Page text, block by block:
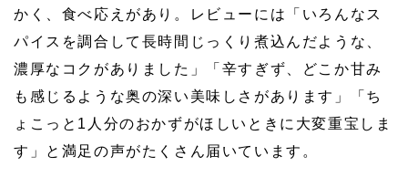
かく、食べ応えがあり。レビューには「いろんなス
パイスを調合して長時間じっくり煮込んだような、
濃厚なコクがありました」「辛すぎず、どこか甘み
も感じるような奥の深い美味しさがあります」「ち
ょこっと1人分のおかずがほしいときに大変重宝しま
す」と満足の声がたくさん届いています。